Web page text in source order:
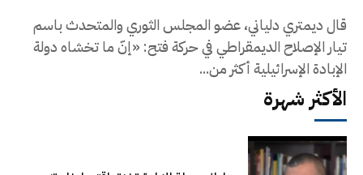
قال ديمتري دلياني، عضو المجلس الثوري والمتحدث باسم
تيار الإصلاح الديمقراطي في حركة فتح: «إنّ ما تخشاه دولة
الإبادة الإسرائيلية أكثر من...
الأكثر شهرة